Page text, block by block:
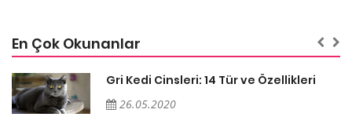
En Çok Okunanlar
Gri Kedi Cinsleri: 14 Tür ve Özellikleri
26.05.2020